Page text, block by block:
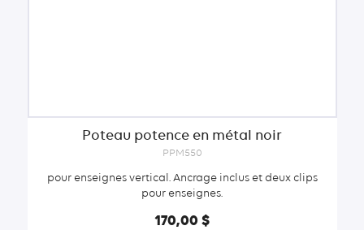
Poteau potence en métal noir
PPM550
pour enseignes vertical. Ancrage inclus et deux clips
pour enseignes.
170,00 $